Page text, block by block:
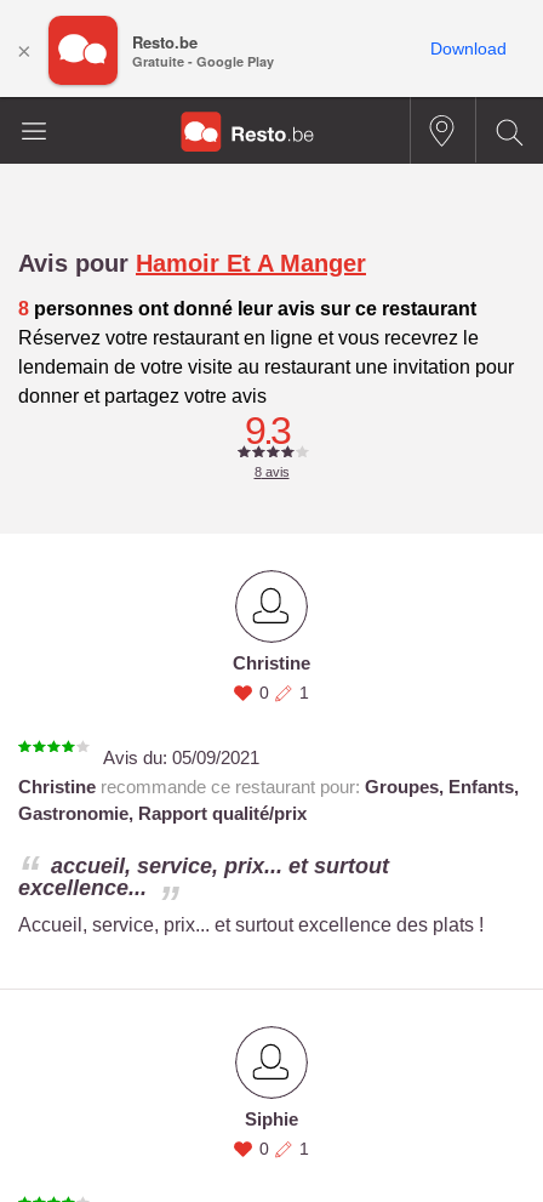
Avis pour Hamoir Et A Manger
8 personnes ont donné leur avis sur ce restaurant
Réservez votre restaurant en ligne et vous recevrez le
lendemain de votre visite au restaurant une invitation pour
donner et partagez votre avis
9.3
8avis
Christine
0 1
Avis du: 05/09/2021
Christine recommande ce restaurant pour: Groupes, Enfants,
Gastronomie, Rapport qualité/prix
accueil, service, prix... et surtout
excellence...
Accueil, service, prix... et surtout excellence des plats !
Siphie
0 1
× Resto.be
Gratuite - Google Play
Download